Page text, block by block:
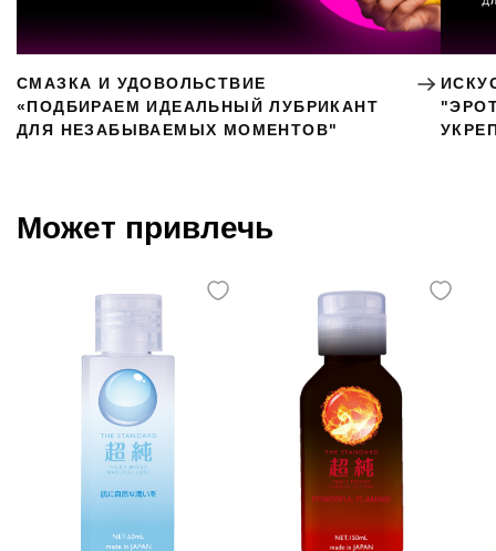
СМАЗКА И УДОВОЛЬСТВИЕ
«ПОДБИРАЕМ ИДЕАЛЬНЫЙ ЛУБРИКАНТ
ДЛЯ НЕЗАБЫВАЕМЫХ МОМЕНТОВ"
Может привлечь